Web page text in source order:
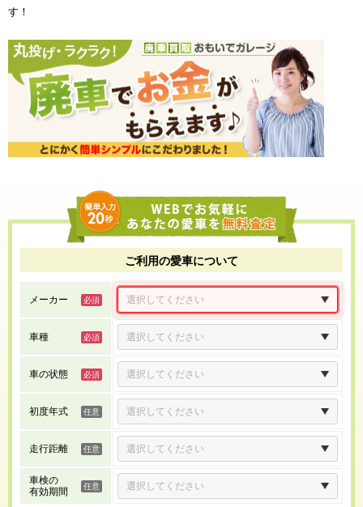
す！
ご利用の愛車について
メーカー
車種
車の状態
初度年式
走行距離
車検の
有効期間